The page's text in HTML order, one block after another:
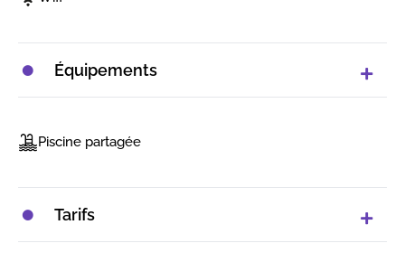
Équipements
Piscine partagée
Tarifs